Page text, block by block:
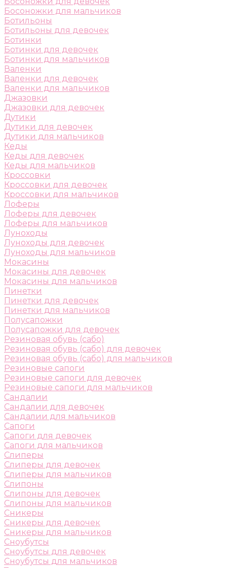
Босоножки для мальчиков
Ботильоны
Ботильоны для девочек
Ботинки
Ботинки для девочек
Ботинки для мальчиков
Валенки
Валенки для девочек
Валенки для мальчиков
Джазовки
Джазовки для девочек
Дутики
Дутики для девочек
Дутики для мальчиков
Кеды
Кеды для девочек
Кеды для мальчиков
Кроссовки
Кроссовки для девочек
Кроссовки для мальчиков
Лоферы
Лоферы для девочек
Лоферы для мальчиков
Луноходы
Луноходы для девочек
Луноходы для мальчиков
Мокасины
Мокасины для девочек
Мокасины для мальчиков
Пинетки
Пинетки для девочек
Пинетки для мальчиков
Полусапожки
Полусапожки для девочек
Резиновая обувь (сабо)
Резиновая обувь (сабо) для девочек
Резиновая обувь (сабо) для мальчиков
Резиновые сапоги
Резиновые сапоги для девочек
Резиновые сапоги для мальчиков
Сандалии
Сандалии для девочек
Сандалии для мальчиков
Сапоги
Сапоги для девочек
Сапоги для мальчиков
Слиперы
Слиперы для девочек
Слиперы для мальчиков
Слипоны
Слипоны для девочек
Слипоны для мальчиков
Сникеры
Сникеры для девочек
Сникеры для мальчиков
Сноубутсы
Сноубутсы для девочек
Сноубутсы для мальчиков